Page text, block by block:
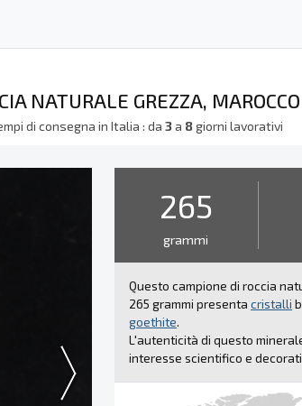
NATURALE GREZZA, MAROCCO
di consegna in Italia : da3a 8giorni lavorativi
265
grammi
Questo campione di roccia
265 grammi presenta cristalli
goethite.
L'autenticità di questo
interesse scientifico e